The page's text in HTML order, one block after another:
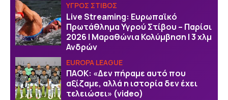
ΥΓΡΟΣ ΣΤΙΒΟΣ
Live Streaming: Ευρωπαϊκό
Πρωτάθλημα Υγρού Στίβου – Παρίσι
2026 | Μαραθώνια Κολύμβηση | 3 χλμ
Ανδρών
EUROPA LEAGUE
ΠΑΟΚ: «Δεν πήραμε αυτό που
αξίζαμε, αλλά η ιστορία δεν έχει
τελειώσει» (video)